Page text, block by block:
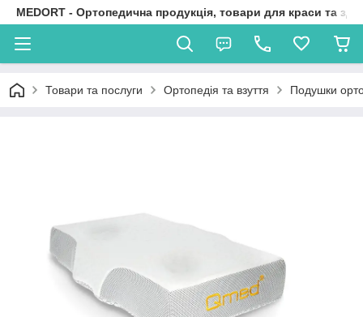
MEDORT - Ортопедична продукція, товари для краси та
Товари та послуги Ортопедія та взуття Подушки